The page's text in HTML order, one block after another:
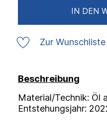
IN DEN
Zur
Beschreibung
Material/Technik: Öl
Entstehungsjahr: